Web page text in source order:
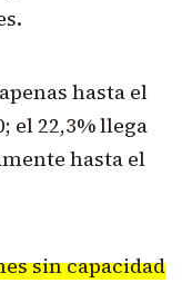
hasta el
el 22,3% llega
hasta el
sin capacidad